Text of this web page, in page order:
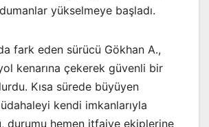
yükselmeye başladı.
fark eden sürücü Gökhan A.,
yol kenarına çekerek güvenli bir
Kısa sürede büyüyen
kendi imkanlarıyla
durumu hemen itfaiye ekiplerine